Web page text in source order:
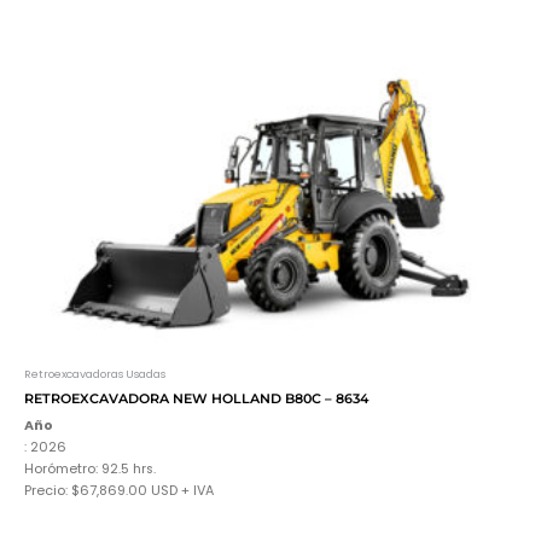
Retroexcavadoras Usadas
RETROEXCAVADORA NEW HOLLAND B80C – 8634
Año
: 2026
Horómetro: 92.5 hrs.
Precio: $67,869.00 USD + IVA